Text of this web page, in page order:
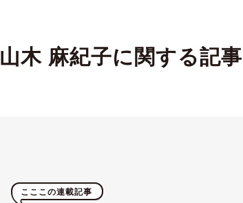
山木 麻紀子に関する記事
こここの連載記事